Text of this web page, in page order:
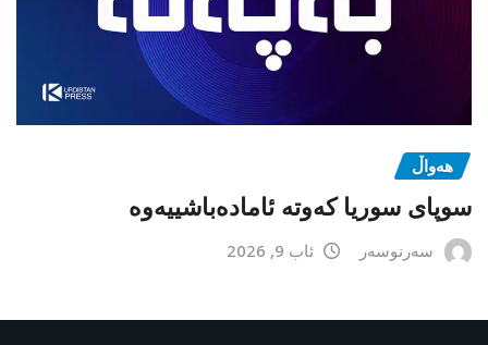
هەواڵ
سوپای سوریا کەوتە ئامادەباشییەوە
سەرنوسەر ئاب 9, 2026